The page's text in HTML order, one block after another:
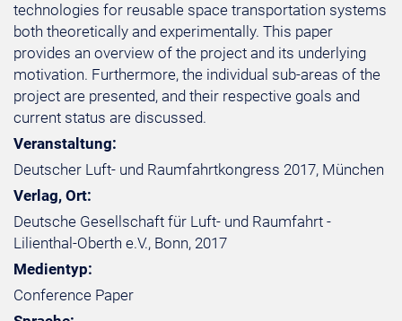
technologies for reusable space transportation systems
both theoretically and experimentally. This paper
provides an overview of the project and its underlying
motivation. Furthermore, the individual sub-areas of the
project are presented, and their respective goals and
current status are discussed.
Veranstaltung:
Deutscher Luft- und Raumfahrtkongress 2017, München
Verlag, Ort:
Deutsche Gesellschaft für Luft- und Raumfahrt -
Lilienthal-Oberth e.V., Bonn, 2017
Medientyp:
Conference Paper